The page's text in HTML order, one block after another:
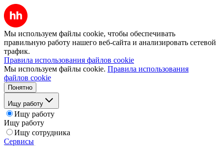
Мы используем файлы cookie, чтобы обеспечивать
правильную работу нашего веб-сайта и анализировать сетевой
трафик.
Правила использования файлов cookie
Мы используем файлы cookie. Правила использования
файлов cookie
Понятно
Ищу работу
Ищу работу
Ищу работу
Ищу сотрудника
Сервисы